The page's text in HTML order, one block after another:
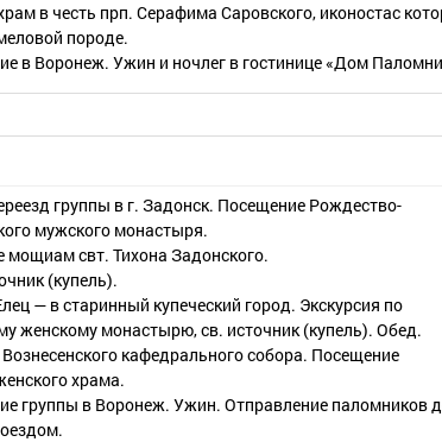
в честь прп. Серафима Саровского, иконостас
породе.
в Воронеж. Ужин и ночлег в гостинице «Дом
группы в г. Задонск. Посещение Рождество-
мужского монастыря.
мощиам свт. Тихона Задонского.
(купель).
— в старинный купеческий город. Экскурсия по
женскому монастырю, св. источник (купель). Обед.
кафедрального собора. Посещение
храма.
группы в Воронеж. Ужин. Отправление паломников